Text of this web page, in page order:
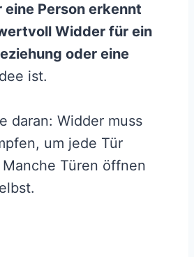
Person erkennt
Widder für ein
oder eine
dee ist.
daran: Widder muss
um jede Tür
Türen öffnen